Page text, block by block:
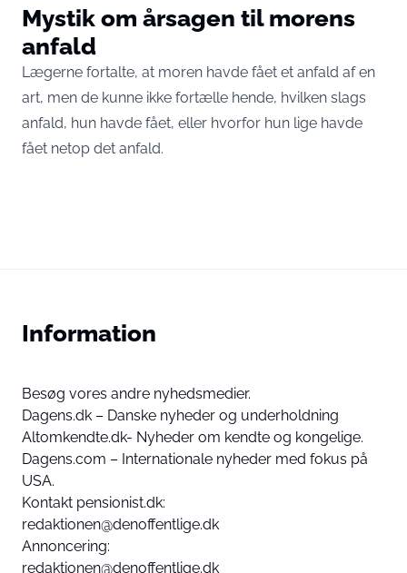
Mystik om årsagen til morens
anfald
Lægerne fortalte, at moren havde fået et anfald af en
art, men de kunne ikke fortælle hende, hvilken slags
anfald, hun havde fået, eller hvorfor hun lige havde
fået netop det anfald.
Information
Besøg vores andre nyhedsmedier.
Dagens.dk – Danske nyheder og underholdning
Altomkendte.dk- Nyheder om kendte og kongelige.
Dagens.com – Internationale nyheder med fokus på
USA.
Kontakt pensionist.dk:
redaktionen@denoffentlige.dk
Annoncering:
redaktionen@denoffentlige.dk